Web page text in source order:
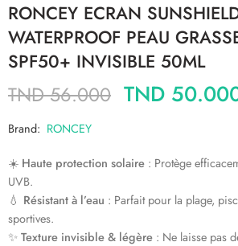
RONCEY ECRAN
WATERPROOF PEAU
SPF50+ INVISIBLE 50ML
TND56.000 TND
Brand: RONCEY
☀️ Haute protection solaire : Protège
UVB.
💧 Résistant à l’eau : Parfait pour la plage,
sportives.
✨Texture invisible & légère : Ne laisse pas